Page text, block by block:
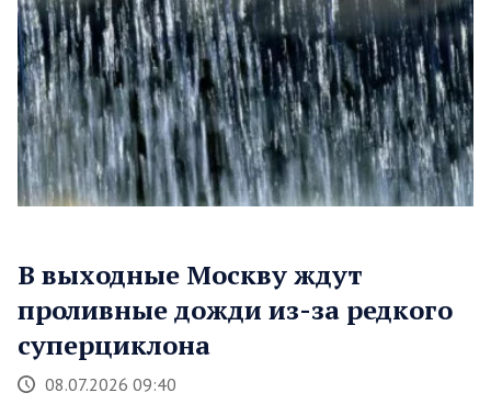
В выходные Москву ждут
проливные дожди из-за редкого
суперциклона
08.07.2026 09:40